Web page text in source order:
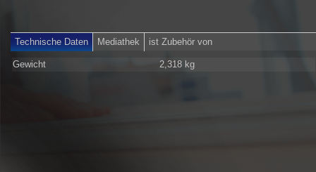
Technische Daten Mediathek ist Zubehör von
Gewicht 2,318 kg